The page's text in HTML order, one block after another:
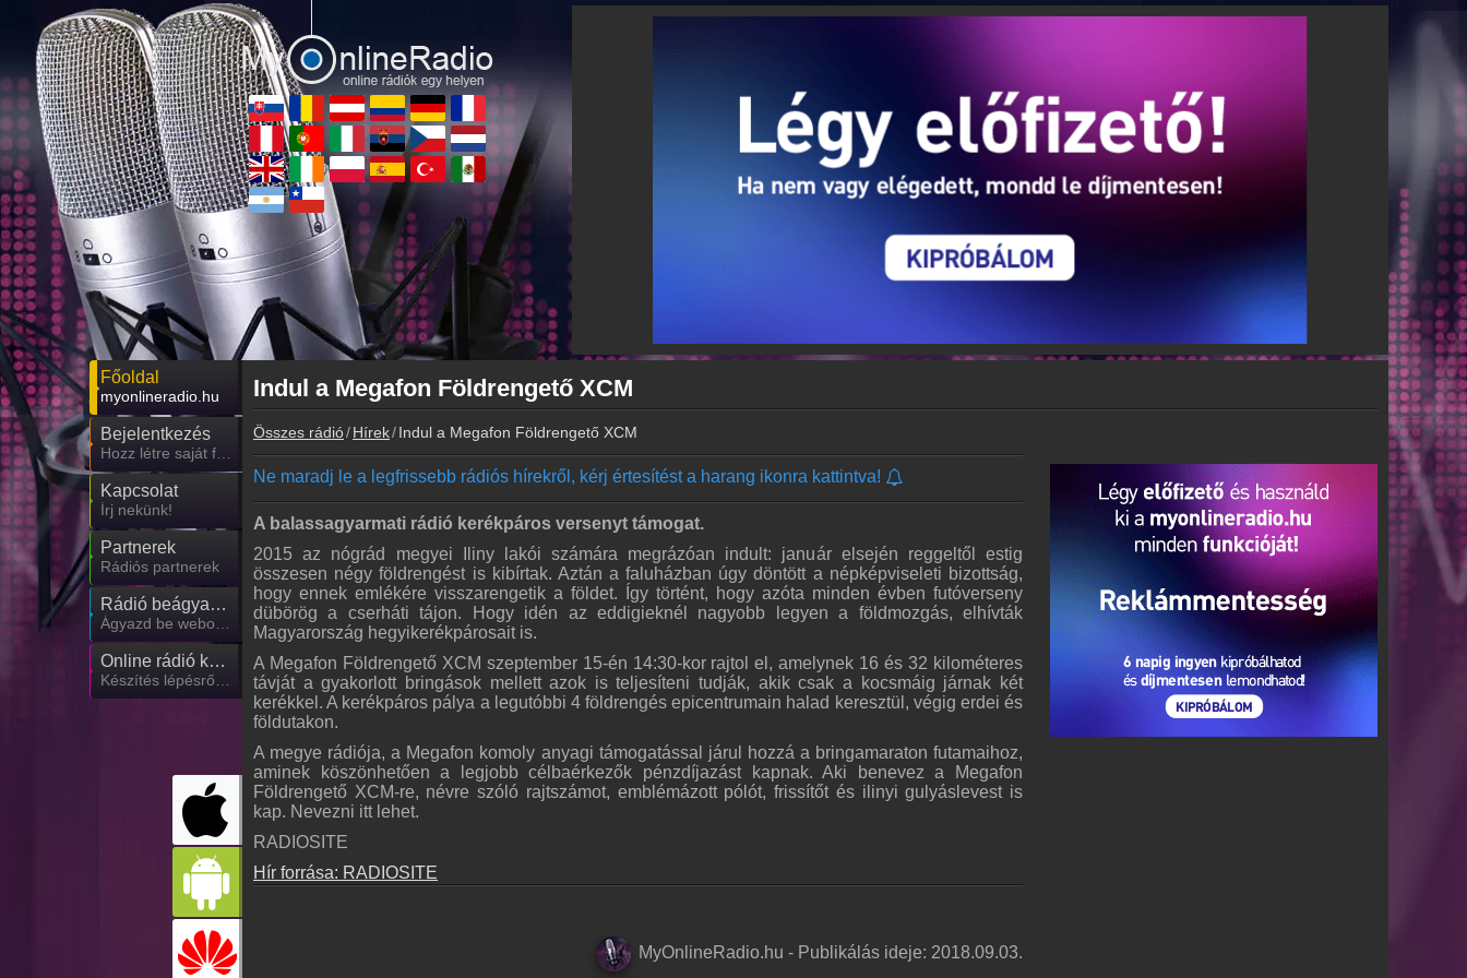
Főoldal
myonlineradio.hu
Bejelentkezés
Hozz létre saját fiókot!
Kapcsolat
Írj nekünk!
Partnerek
Rádiós partnerek
Rádió beágyazás
Ágyazd be weboldaladba
Online rádió készítés
Készítés lépésről lépésre
Indul a Megafon Földrengető XCM
Összes rádió Hírek Indul a Megafon Földrengető XCM
Ne maradj le a legfrissebb rádiós hírekről, kérj értesítést a harang ikonra kattintva!
A balassagyarmati rádió kerékpáros versenyt támogat.
2015 az nógrád megyei Iliny lakói számára megrázóan indult: január elsején reggeltől estig
összesen négy földrengést is kibírtak. Aztán a faluházban úgy döntött a népképviseleti bizottság,
hogy ennek emlékére visszarengetik a földet. Így történt, hogy azóta minden évben futóverseny
dübörög a cserháti tájon. Hogy idén az eddigieknél nagyobb legyen a földmozgás, elhívták
Magyarország hegyikerékpárosait is.
A Megafon Földrengető XCM szeptember 15-én 14:30-kor rajtol el, amelynek 16 és 32 kilométeres
távját a gyakorlott bringások mellett azok is teljesíteni tudják, akik csak a kocsmáig járnak két
kerékkel. A kerékpáros pálya a legutóbbi 4 földrengés epicentrumain halad keresztül, végig erdei és
földutakon.
A megye rádiója, a Megafon komoly anyagi támogatással járul hozzá a bringamaraton futamaihoz,
aminek köszönhetően a legjobb célbaérkezők pénzdíjazást kapnak. Aki benevez a Megafon
Földrengető XCM-re, névre szóló rajtszámot, emblémázott pólót, frissítőt és ilinyi gulyáslevest is
kap. Nevezni itt lehet.
RADIOSITE
Hír forrása: RADIOSITE
MyOnlineRadio.hu - Publikálás ideje: 2018.09.03.